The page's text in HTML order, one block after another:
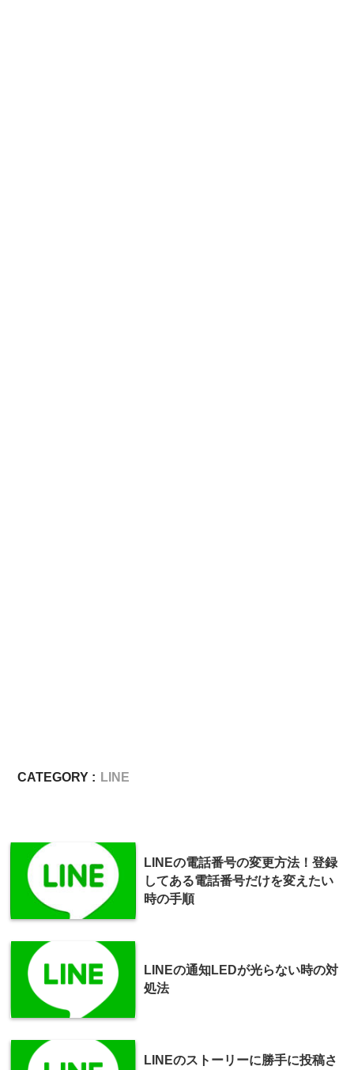
CATEGORY : LINE
LINEの電話番号の変更方法！登録
してある電話番号だけを変えたい
時の手順
LINEの通知LEDが光らない時の対
処法
LINEのストーリーに勝手に投稿さ